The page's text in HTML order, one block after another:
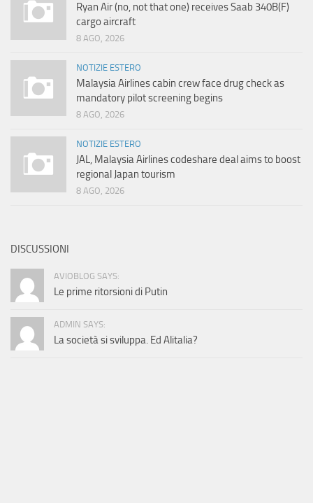
Ryan Air (no, not that one) receives Saab 340B(F)
cargo aircraft
8 AGO, 2026
NOTIZIE ESTERO
Malaysia Airlines cabin crew face drug check as
mandatory pilot screening begins
8 AGO, 2026
NOTIZIE ESTERO
JAL, Malaysia Airlines codeshare deal aims to boost
regional Japan tourism
8 AGO, 2026
DISCUSSIONI
AVIOBLOG SAYS:
Le prime ritorsioni di Putin
ADMIN SAYS:
La società si sviluppa. Ed Alitalia?